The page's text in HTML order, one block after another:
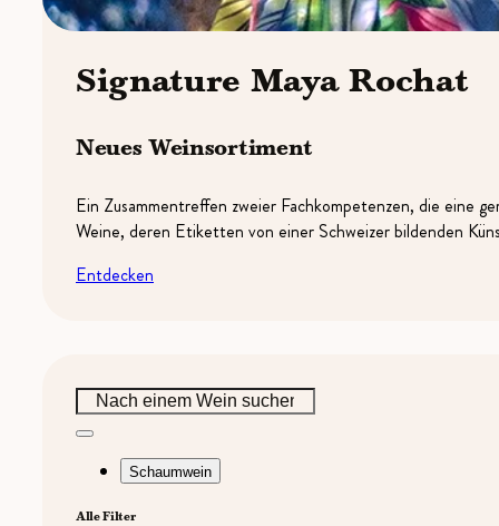
Signature Maya Rochat
Neues Weinsortiment
Ein Zusammentreffen zweier Fachkompetenzen, die eine
Weine, deren Etiketten von einer Schweizer bildenden
Entdecken
Schaumwein
Alle Filter